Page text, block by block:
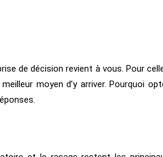
de décision revient à vous. Pour
moyen d’y arriver. Pourquoi